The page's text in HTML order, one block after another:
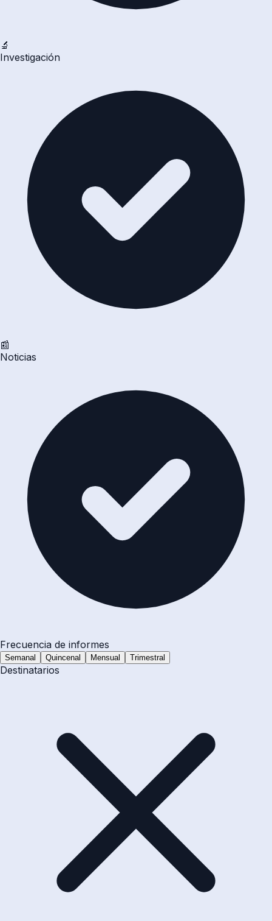
🔬
Investigación
📰
Noticias
Frecuencia de informes
Semanal Quincenal Mensual Trimestral
Destinatarios